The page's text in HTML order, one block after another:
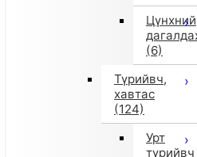
Цүнхний
(6)
Түрийвч,
хавтас
(124)
Урт
түрийвч